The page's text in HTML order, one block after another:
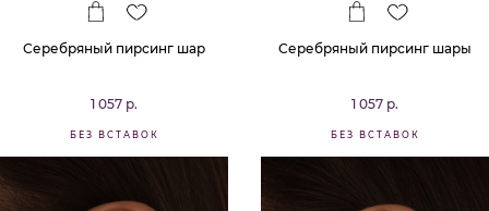
Серебряный пирсинг шар
1 057 р.
БЕЗ ВСТАВОК
Серебряный пирсинг шары
1 057 р.
БЕЗ ВСТАВОК